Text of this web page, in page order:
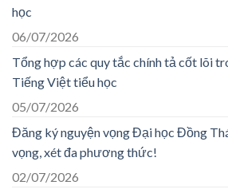
học
06/07/2026
Tổng hợp các quy tắc chính tả cốt lõi
Tiếng Việt tiểu học
05/07/2026
Đăng ký nguyện vọng Đại học Đồng
vọng, xét đa phương thức!
02/07/2026